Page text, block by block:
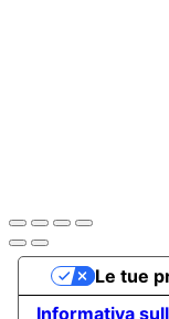
Informativa
Le tue